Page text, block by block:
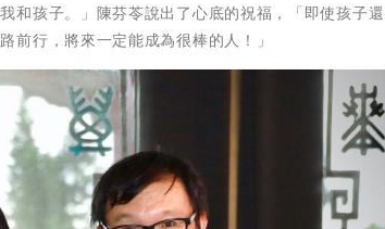
和孩子。」陳芬苓說出了心底的祝福，「即使孩子還
前行，將來一定能成為很棒的人！」